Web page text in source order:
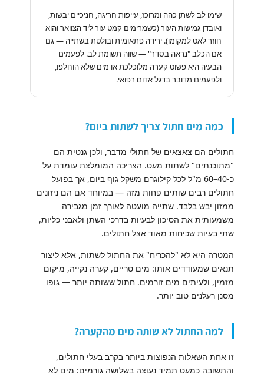
שימו לב לשתן כהה ומרוכז, עייפות חריגה, חניכיים יבשות,
ואובדן גמישות העור (כשמרימים קמט עור ליד הצוואר והוא
חוזר לאט למקומו). ירידה פתאומית ובולטת בשתייה — גם
אם הכלב "נראה בסדר" — שווה תשומת לב. לפעמים
הבעיה היא פשוט קערה מלוכלכת או מים שלא הוחלפו,
ולפעמים מדובר בדגל אדום רפואי.
כמה מים חתול צריך לשתות ביום?
חתולים הם צאצאים של חתולי מדבר, ולכן גנטית הם
"מתוכנתים" לשתות מעט. הצריכה המומלצת עומדת על
כ-40–60 מ"ל לכל קילוגרם משקל גוף ביום, אך בפועל
חתולים רבים שותים פחות מזה — במיוחד אם הם ניזונים
ממזון יבש בלבד. שתייה מועטה לאורך זמן מגבירה
משמעותית את הסיכון לבעיות בדרכי השתן ולאבני כליות,
שתי בעיות שכיחות מאוד אצל חתולים.
המטרה היא לא "להכריח" את החתול לשתות, אלא ליצור
תנאים שמעודדים אותו: מים טריים, קערה נקייה, מיקום
מזמין, ולעיתים מים זורמים. חתול ששותה יותר — גופו
מסנן רעלנים טוב יותר.
למה החתול לא שותה מים מהקערה?
זו אחת השאלות הנפוצות ביותר בקרב בעלי חתולים,
והתשובה כמעט תמיד נעוצה בשלושה גורמים: מים לא